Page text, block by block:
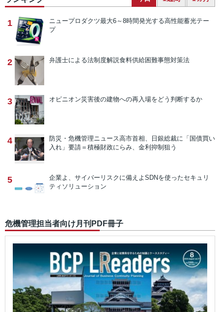
1 ニュープロダクツ最大6～8時間発光する高性能蓄光テー
プ
2 弁護士による法制度解説食料供給困難事態対策法
3 オピニオン災害後の建物への再入場をどう判断するか
4 防災・危機管理ニュース高市首相、日銀総裁に「国債買い
入れ」要請＝積極財政にらみ、金利抑制狙う
5 企業よ、サイバーリスクに備えよ SDNを使ったセキュリ
ティソリューション
危機管理担当者向け月刊PDF冊子